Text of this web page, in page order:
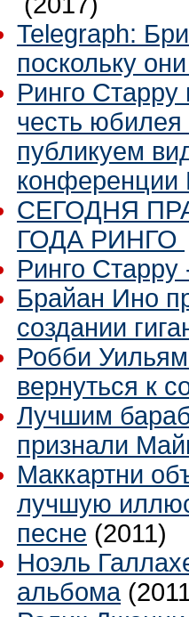
Telegraph:
поскольку
Ринго
честь
публикуем
конференции
СЕГОДНЯ
ГОДА РИНГО
Ринго Старру
Брайан Ино
создании
Робби
вернуться к
Лучшим
признали
Маккартни
лучшую
песне (2011)
Ноэль
альбома